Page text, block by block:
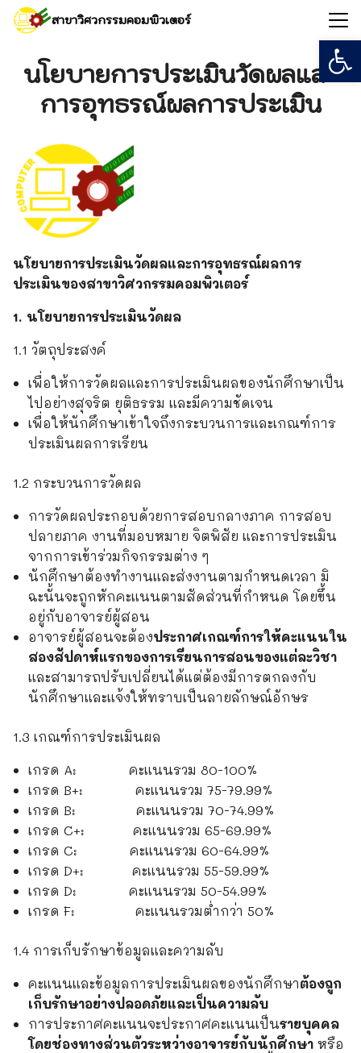
Skip
สาขาวิศวกรรมคอมพิวเตอร์
for:นโยบายการประเมินวัดผลและ
การอุทธรณ์ผลการประเมิน
นโยบายการประเมินวัดผลและการอุทธรณ์ผลการ
ประเมินของสาขาวิศวกรรมคอมพิวเตอร์
1. นโยบายการประเมินวัดผล
1.1 วัตถุประสงค์
เพื่อให้การวัดผลและการประเมินผลของนักศึกษาเป็น
ไปอย่างสุจริต ยุติธรรม และมีความชัดเจน
เพื่อให้นักศึกษาเข้าใจถึงกระบวนการและเกณฑ์การ
ประเมินผลการเรียน
1.2 กระบวนการวัดผล
การวัดผลประกอบด้วยการสอบกลางภาค การสอบ
ปลายภาค งานที่มอบหมาย จิตพิสัย และการประเมิน
จากการเข้าร่วมกิจกรรมต่าง ๆ
นักศึกษาต้องทำงานและส่งงานตามกำหนดเวลา มิ
ฉะนั้นจะถูกหักคะแนนตามสัดส่วนที่กำหนด โดยขึ้น
อยู่กับอาจารย์ผู้สอน
อาจารย์ผู้สอนจะต้องประกาศเกณฑ์การให้คะแนนใน
สองสัปดาห์แรกของการเรียนการสอนของแต่ละวิชา
และสามารถปรับเปลี่ยนได้แต่ต้องมีการตกลงกับ
นักศึกษาและแจ้งให้ทราบเป็นลายลักษณ์อักษร
1.3 เกณฑ์การประเมินผล
เกรด A: คะแนนรวม 80-100%
เกรด B+: คะแนนรวม 75-79.99%
เกรด B: คะแนนรวม 70-74.99%
เกรด C+: คะแนนรวม 65-69.99%
เกรด C: คะแนนรวม 60-64.99%
เกรด D+: คะแนนรวม 55-59.99%
เกรด D: คะแนนรวม 50-54.99%
เกรด F: คะแนนรวมต่ำกว่า 50%
1.4 การเก็บรักษาข้อมูลและความลับ
คะแนนและข้อมูลการประเมินผลของนักศึกษาต้องถูก
เก็บรักษาอย่างปลอดภัยและเป็นความลับ
การประกาศคะแนนจะประกาศคะแนนเป็นรายบุคคล
โดยช่องทางส่วนตัวระหว่างอาจารย์กับนักศึกษา หรือ